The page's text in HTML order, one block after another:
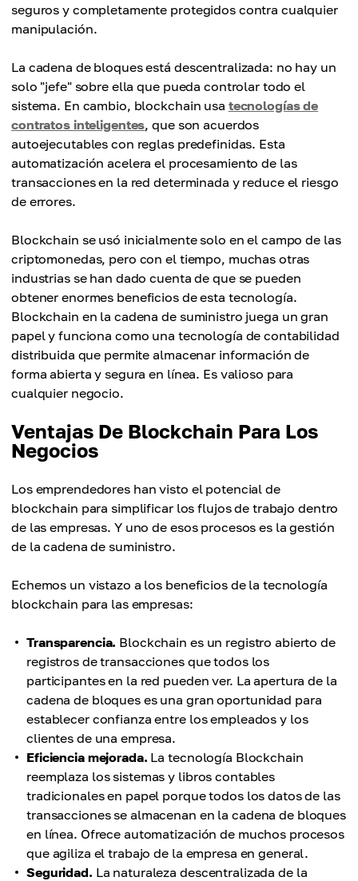
seguros y completamente protegidos contra cualquier
manipulación.
La cadena de bloques está descentralizada: no hay un
solo "jefe" sobre ella que pueda controlar todo el
sistema. En cambio, blockchain usa tecnologías de
contratos inteligentes, que son acuerdos
autoejecutables con reglas predefinidas. Esta
automatización acelera el procesamiento de las
transacciones en la red determinada y reduce el riesgo
de errores.
Blockchain se usó inicialmente solo en el campo de las
criptomonedas, pero con el tiempo, muchas otras
industrias se han dado cuenta de que se pueden
obtener enormes beneficios de esta tecnología.
Blockchain en la cadena de suministro juega un gran
papel y funciona como una tecnología de contabilidad
distribuida que permite almacenar información de
forma abierta y segura en línea. Es valioso para
cualquier negocio.
Ventajas De Blockchain Para Los
Negocios
Los emprendedores han visto el potencial de
blockchain para simplificar los flujos de trabajo dentro
de las empresas. Y uno de esos procesos es la gestión
de la cadena de suministro.
Echemos un vistazo a los beneficios de la tecnología
blockchain para las empresas:
Transparencia. Blockchain es un registro abierto de
registros de transacciones que todos los
participantes en la red pueden ver. La apertura de la
cadena de bloques es una gran oportunidad para
establecer confianza entre los empleados y los
clientes de una empresa.
Eficiencia mejorada. La tecnología Blockchain
reemplaza los sistemas y libros contables
tradicionales en papel porque todos los datos de las
transacciones se almacenan en la cadena de bloques
en línea. Ofrece automatización de muchos procesos
que agiliza el trabajo de la empresa en general.
Seguridad. La naturaleza descentralizada de la